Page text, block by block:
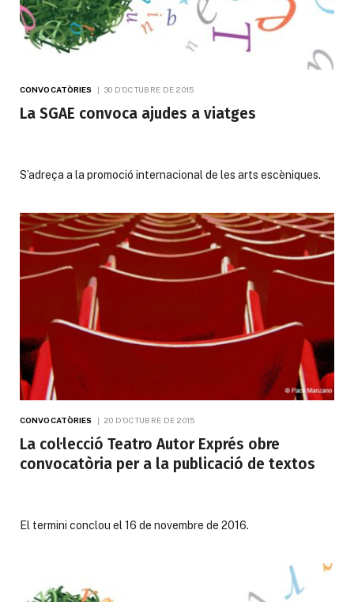
CONVOCATÒRIES 30 D'OCTUBRE DE 2015
La SGAE convoca ajudes a viatges
S’adreça a la promoció internacional de les arts escèniques.
CONVOCATÒRIES 20 D'OCTUBRE DE 2015
La col·lecció Teatro Autor Exprés obre
convocatòria per a la publicació de textos
El termini conclou el 16 de novembre de 2016.